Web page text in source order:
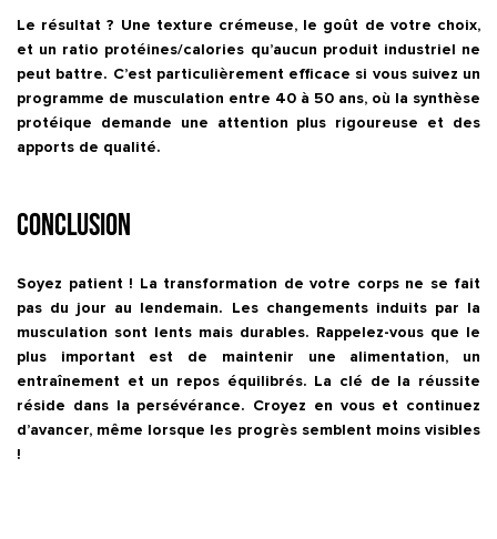
Le résultat ? Une texture crémeuse, le goût de votre choix,
et un ratio protéines/calories qu’aucun produit industriel ne
peut battre. C’est particulièrement efficace si vous suivez un
programme de musculation entre 40 à 50 ans, où la synthèse
protéique demande une attention plus rigoureuse et des
apports de qualité.
Conclusion
Soyez patient ! La transformation de votre corps ne se fait
pas du jour au lendemain. Les changements induits par la
musculation sont lents mais durables. Rappelez-vous que le
plus important est de maintenir une alimentation, un
entraînement et un repos équilibrés. La clé de la réussite
réside dans la persévérance. Croyez en vous et continuez
d’avancer, même lorsque les progrès semblent moins visibles
!